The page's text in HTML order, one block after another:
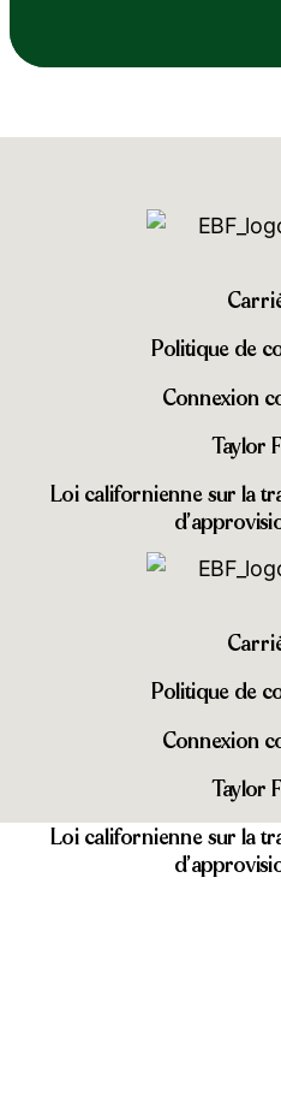
Politique de
Connexion
Taylor
Loi californienne sur la
Politique de
Connexion
Taylor
Loi californienne sur la